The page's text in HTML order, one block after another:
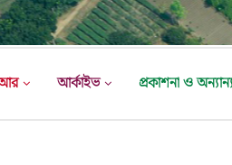
আর্কাইভ প্রকাশনা ও